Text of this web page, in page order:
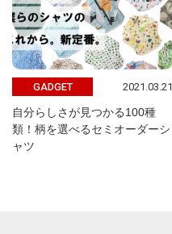
GADGET 2021.03.21
自分らしさが見つかる100種
類！柄を選べるセミオーダーシ
ャツ